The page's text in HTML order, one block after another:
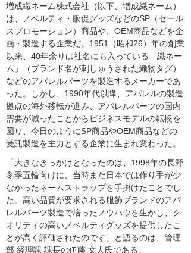
増成織ネーム株式会社（以下、増成織ネーム）
は、ノベルティ・販促グッズなどのSP（セール
スプロモーション）商品や、OEM商品などを企
画・製造する企業だ。1951（昭和26）年の創業
以来、40年余りは社名にも入っている「織ネー
ム」（ブランド名が刺しゅうされた織物タグ）
などのアパレルパーツを製造するメーカーであ
った。しかし、1990年代以降、アパレルの製造
拠点の海外移転が進み、アパレルパーツの国内
需要が減ったことからビジネスモデルの転換を
図り、今日のようにSP商品やOEM商品などの
受託製造を主力とする企業に生まれ変わった。
「大きなきっかけとなったのは、1998年の長野
冬季五輪向けに、当時まだ日本では作り手が少
なかったネームストラップを手掛けたことでし
た。高い品質が要求される服飾ブランドのアパ
レルパーツ製造で培ったノウハウを生かし、ク
オリティの高いノベルティグッズを提供したこ
とが高く評価されたのです」と語るのは、管理
部 経理課 課長の伊藤 文人氏である。